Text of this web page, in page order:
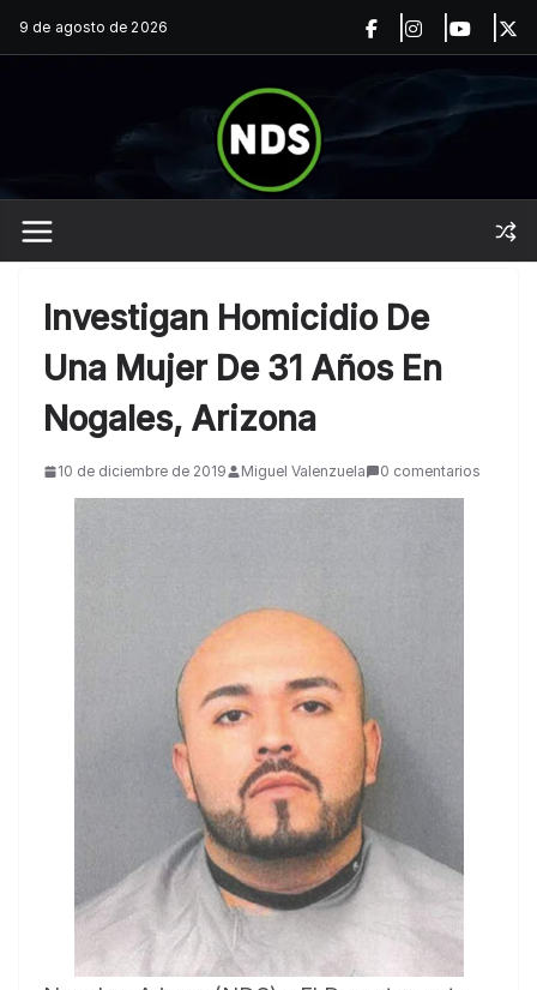
Saltar
al
9 de agosto de 2026
Investigan Homicidio De
Una Mujer De 31 Años En
Nogales, Arizona
10 de diciembre de 2019 Miguel Valenzuela 0 comentarios